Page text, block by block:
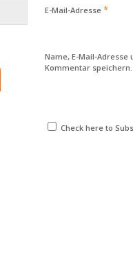
E-Mail-Adresse *
Name, E-Mail-
Kommentar speichern.
Check here to